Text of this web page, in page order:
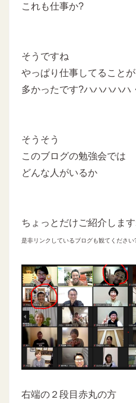
これも仕事か?
そうですね
やっぱり仕事してることが
多かったです?ハハハハハ
そうそう
このブログの勉強会では
どんな人がいるか
ちょっとだけご紹介しま
是非リンクしているブログも観てください
右端の２段目赤丸の方